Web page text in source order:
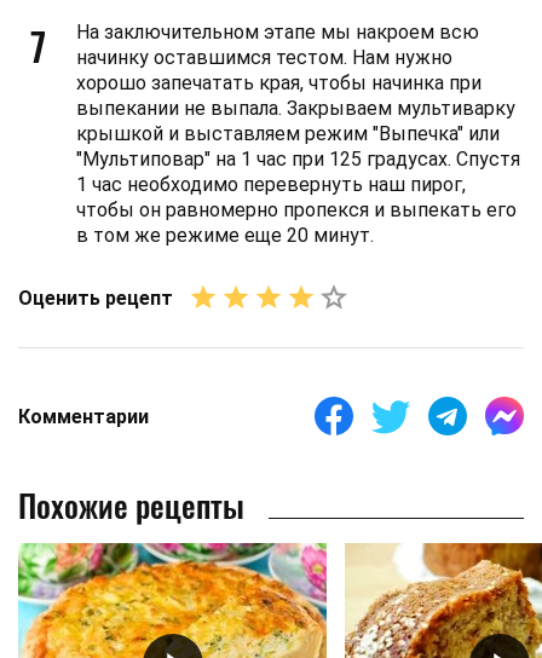
7
На заключительном этапе мы накроем всю
начинку оставшимся тестом. Нам нужно
хорошо запечатать края, чтобы начинка при
выпекании не выпала. Закрываем мультиварку
крышкой и выставляем режим "Выпечка" или
"Мультиповар" на 1 час при 125 градусах. Спустя
1 час необходимо перевернуть наш пирог,
чтобы он равномерно пропекся и выпекать его
в том же режиме еще 20 минут.
Оценить рецепт
Комментарии
Похожие рецепты